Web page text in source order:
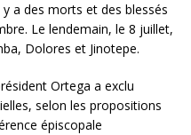
y a des morts et des blessés
Le lendemain, le 8 juillet,
Dolores et Jinotepe.
Ortega a exclu
selon les propositions
épiscopale